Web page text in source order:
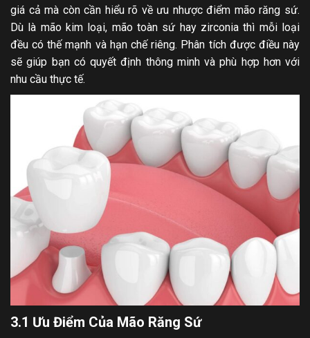
giá cả mà còn cần hiểu rõ về ưu nhược điểm mão răng sứ.
Dù là mão kim loại, mão toàn sứ hay zirconia thì mỗi loại
đều có thế mạnh và hạn chế riêng. Phân tích được điều này
sẽ giúp bạn có quyết định thông minh và phù hợp hơn với
nhu cầu thực tế.
3.1 Ưu Điểm Của Mão Răng Sứ